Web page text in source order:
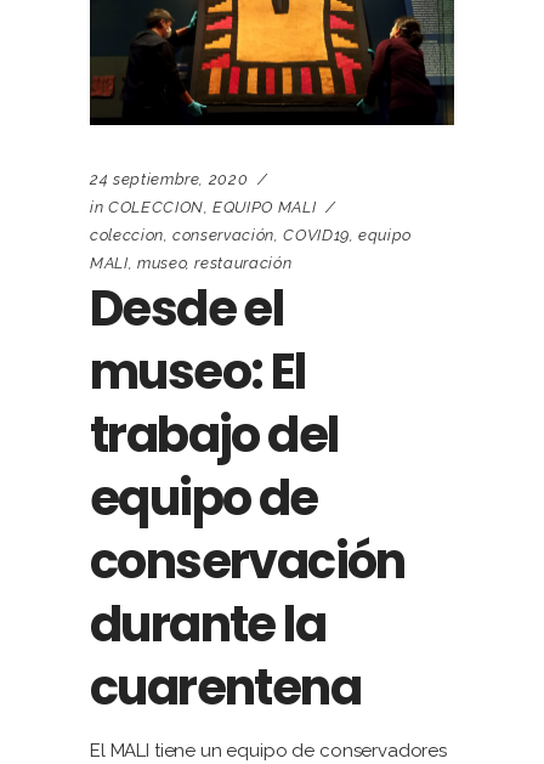
24 septiembre, 2020
in COLECCION,EQUIPO MALI
coleccion,conservación,COVID19,equipo
MALI, museo,restauración
Desde el
museo: El
trabajo del
equipo de
conservación
durante la
cuarentena
El MALI tiene un equipo de conservadores